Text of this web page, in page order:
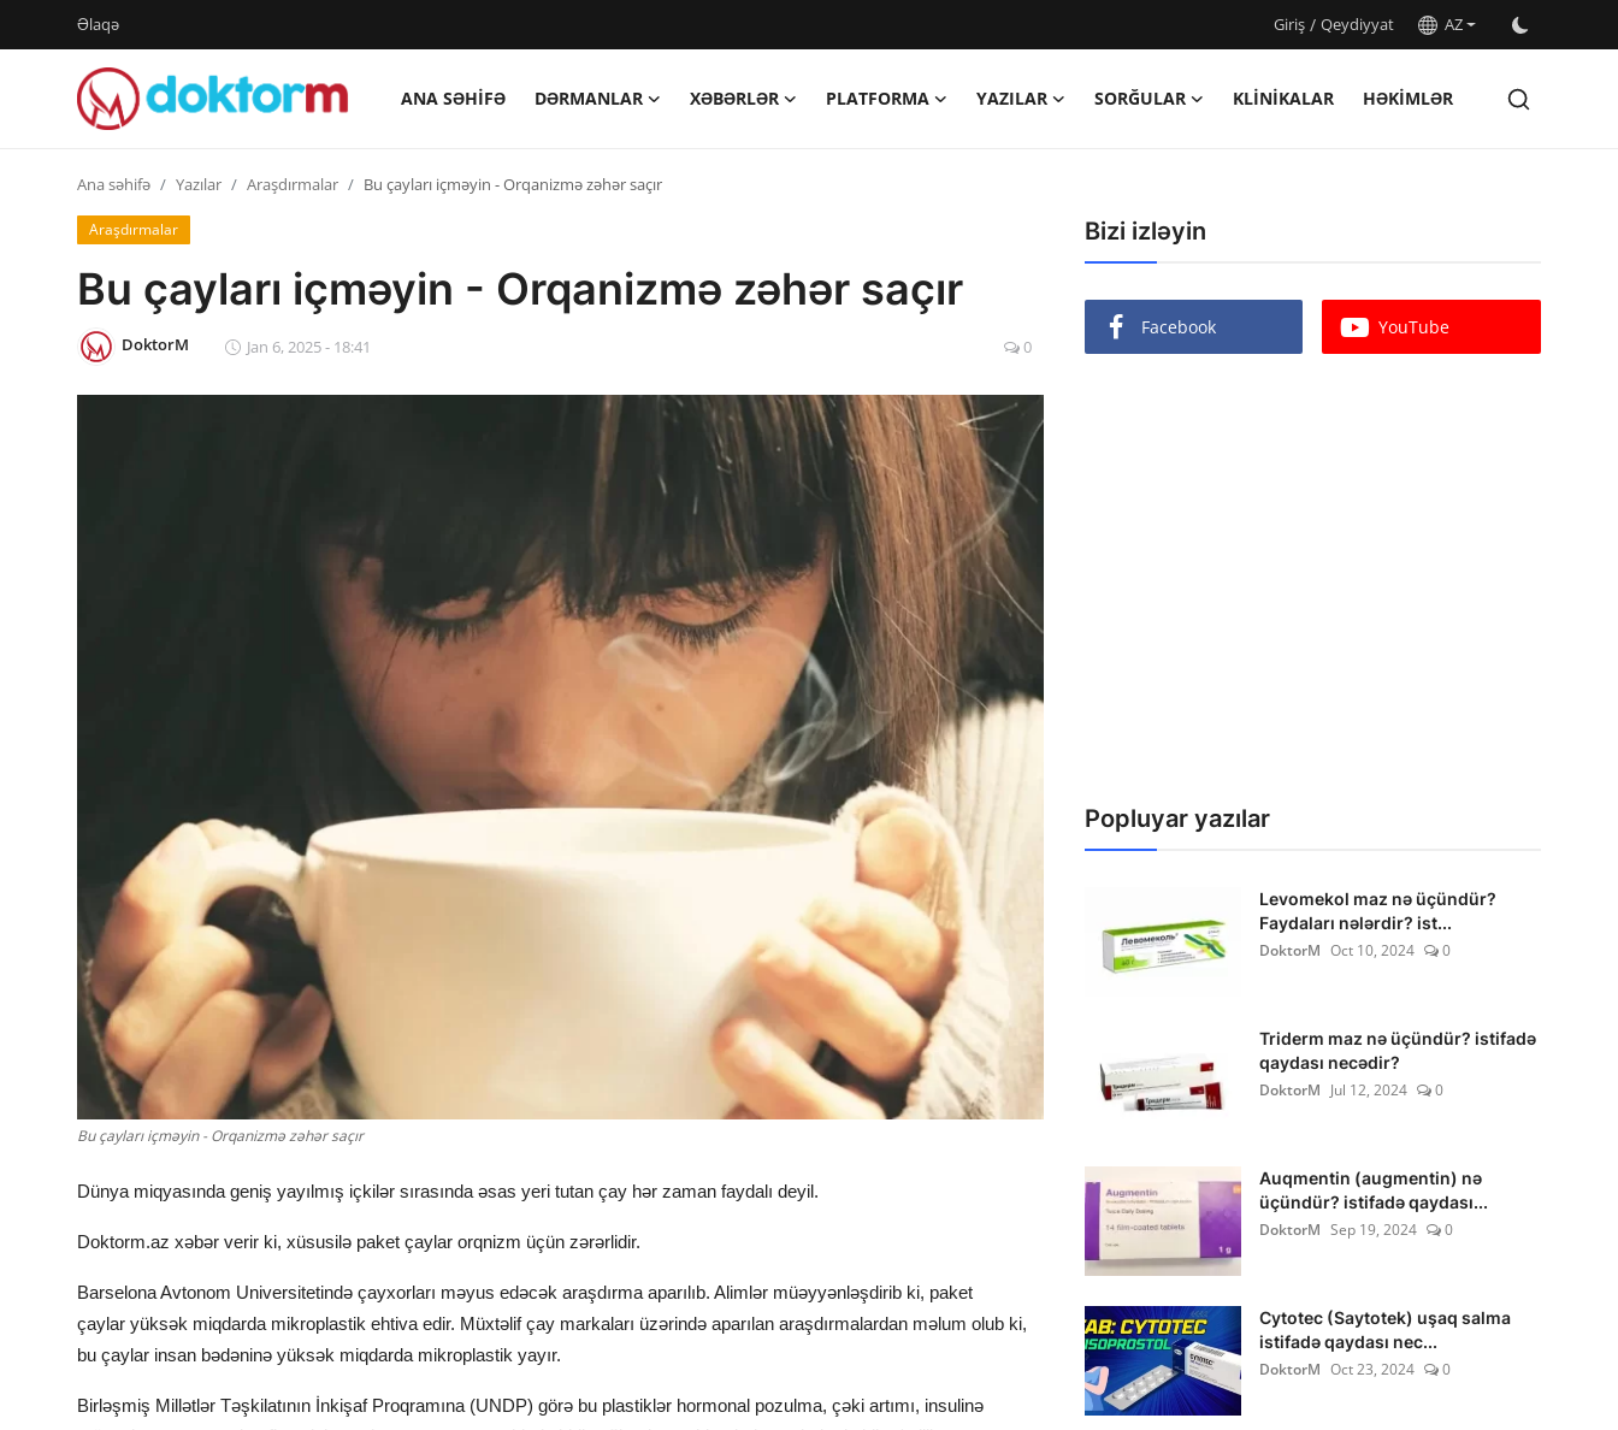
Əlaqə Giriş/ Qeydiyyat AZ
ANA SƏHIFƏ DƏRMANLAR XƏBƏRLƏR PLATFORMA YAZILAR SORĞULAR KLINIKALAR
HƏKIMLƏR
Giriş
Ana səhifə
Dərmanlar
Xəbərlər
Ana səhifə Yazılar Araşdırmalar Bu çayları içməyin - Orqanizmə zəhər saçır
Araşdırmalar
Bu çayları içməyin - Orqanizmə zəhər saçır
DoktorM Jan 6, 2025 - 18:41 0
Bu çayları içməyin - Orqanizmə zəhər saçır
Dünya miqyasında geniş yayılmış içkilər sırasında əsas yeri tutan çay hər zaman faydalı deyil.
Doktorm.az xəbər verir ki, xüsusilə paket çaylar orqnizm üçün zərərlidir.
Barselona Avtonom Universitetində çayxorları məyus edəcək araşdırma aparılıb. Alimlər müəyyənləşdirib ki, paket
çaylar yüksək miqdarda mikroplastik ehtiva edir. Müxtəlif çay markaları üzərində aparılan araşdırmalardan məlum olub ki,
bu çaylar insan bədəninə yüksək miqdarda mikroplastik yayır.
Birləşmiş Millətlər Təşkilatının İnkişaf Proqramına (UNDP) görə bu plastiklər hormonal pozulma, çəki artımı, insulinə
Bizi izləyin
Facebook YouTube
Popluyar yazılar
Levomekol maz nə üçündür?
Faydaları nələrdir? ist...
DoktorM Oct 10, 2024 0
Triderm maz nə üçündür? istifadə
qaydası necədir?
DoktorM Jul 12, 2024 0
Auqmentin (augmentin) nə
üçündür? istifadə qaydası...
DoktorM Sep 19, 2024 0
Cytotec (Saytotek) uşaq salma
istifadə qaydası nec...
DoktorM Oct 23, 2024 0